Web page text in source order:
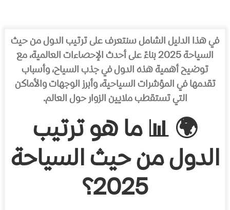
في هذا الدليل الشامل سنتعرف على ترتيب الدول من حيث
السياحة 2025 بناءً على أحدث الإحصاءات العالمية، مع
توضيح أهمية هذه الدول في جذب السياح، وأسباب
تقدمها في المؤشرات السياحية، وأبرز الوجهات والأماكن
التي تستقطب ملايين الزوار حول العالم.
🌍 📊 ما هو ترتيب
الدول من حيث السياحة
2025؟